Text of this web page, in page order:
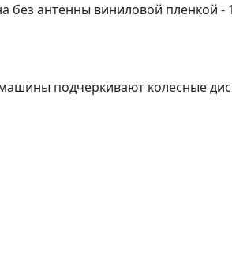
антенны виниловой пленкой -
подчеркивают колесные